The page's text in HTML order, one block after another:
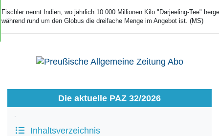
Kontakt
Impressum
Fischler nennt Indien, wo jährlich 10 000 Millionen Kilo "Darjeeling-Tee"
während rund um den Globus die dreifache Menge im Angebot ist. (MS)
Die aktuelle PAZ 32/2026
Inhaltsverzeichnis